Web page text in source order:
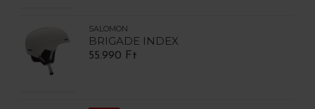
SALOMON
BRIGADE INDEX
55.990 Ft